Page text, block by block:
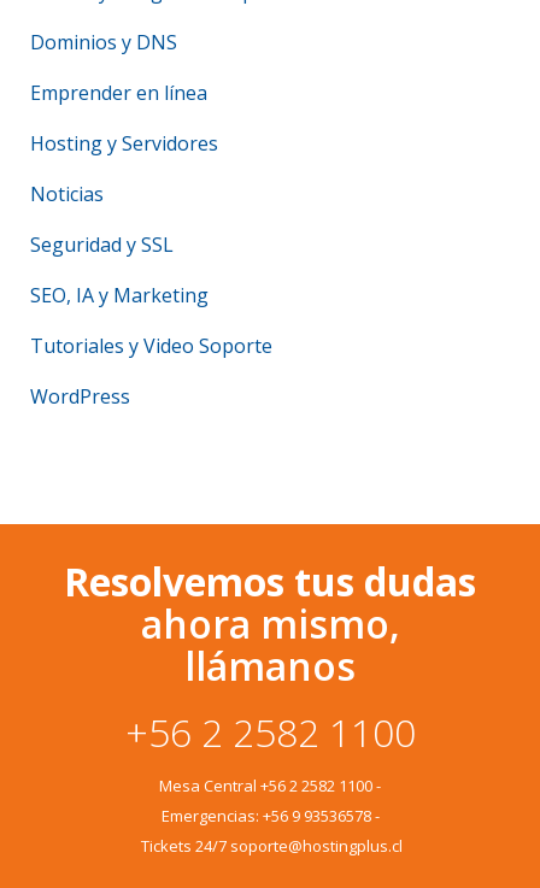
Dominios y DNS
Emprender en línea
Hosting y Servidores
Noticias
Seguridad y SSL
SEO, IA y Marketing
Tutoriales y Video Soporte
WordPress
Resolvemos tus dudas
ahora mismo,
llámanos
+56 2 2582 1100
Mesa Central +56 2 2582 1100-
Emergencias: +56 9 93536578-
Tickets 24/7 soporte@hostingplus.cl